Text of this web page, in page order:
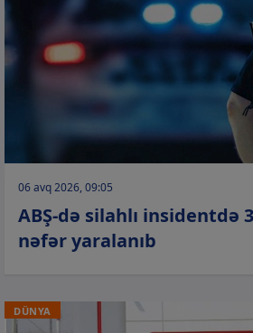
06 avq 2026, 09:05
ABŞ-də silahlı insidentdə
nəfər yaralanıb
DÜNYA